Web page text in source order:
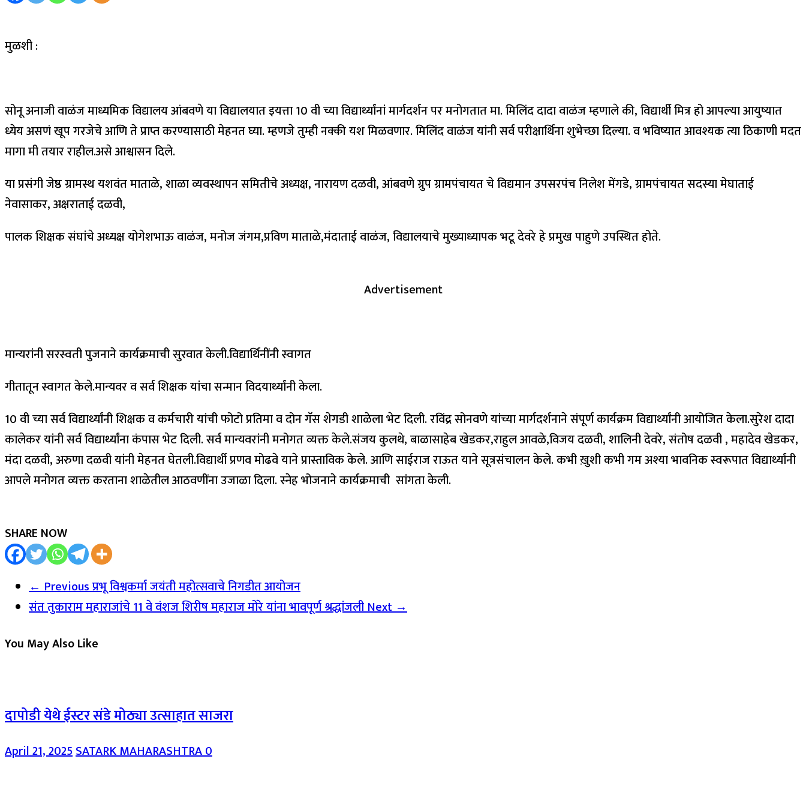
मुळशी :
सोनू अनाजी वाळंज माध्यमिक विद्यालय आंबवणे या विद्यालयात इयत्ता 10 वी च्या विद्यार्थ्यांनां मार्गदर्शन पर मनोगतात मा. मिलिंद दादा वाळंज म्हणाले की, विद्यार्थी मित्र हो आपल्या आयुष्यात
ध्येय असणं खूप गरजेचे आणि ते प्राप्त करण्यासाठी मेहनत घ्या. म्हणजे तुम्ही नक्की यश मिळवणार. मिलिंद वाळंज यांनी सर्व परीक्षार्थिना शुभेच्छा दिल्या. व भविष्यात आवश्यक त्या ठिकाणी मदत
मागा मी तयार राहील.असे आश्वासन दिले.
या प्रसंगी जेष्ठ ग्रामस्थ यशवंत माताळे, शाळा व्यवस्थापन समितीचे अध्यक्ष, नारायण दळवी, आंबवणे ग्रुप ग्रामपंचायत चे विद्यमान उपसरपंच निलेश मेंगडे, ग्रामपंचायत सदस्या मेघाताई
नेवासाकर, अक्षराताई दळवी,
पालक शिक्षक संघांचे अध्यक्ष योगेशभाऊ वाळंज, मनोज जंगम,प्रविण माताळे,मंदाताई वाळंज, विद्यालयाचे मुख्याध्यापक भटू देवरे हे प्रमुख पाहुणे उपस्थित होते.
Advertisement
मान्यरांनी सरस्वती पुजनाने कार्यक्रमाची सुरवात केली.विद्यार्थिनींनी स्वागत
गीतातून स्वागत केले.मान्यवर व सर्व शिक्षक यांचा सन्मान विदयार्थ्यांनी केला.
10 वी च्या सर्व विद्यार्थ्यांनी शिक्षक व कर्मचारी यांची फोटो प्रतिमा व दोन गॅस शेगडी शाळेला भेट दिली. रविंद्र सोनवणे यांच्या मार्गदर्शनाने संपूर्ण कार्यक्रम विद्यार्थ्यांनी आयोजित केला.सुरेश दादा
कालेकर यांनी सर्व विद्यार्थ्यांना कंपास भेट दिली. सर्व मान्यवरांनी मनोगत व्यक्त केले.संजय कुलथे, बाळासाहेब खेडकर,राहुल आवळे,विजय दळवी, शालिनी देवरे, संतोष दळवी , महादेव खेडकर,
मंदा दळवी, अरुणा दळवी यांनी मेहनत घेतली.विद्यार्थी प्रणव मोढवे याने प्रास्ताविक केले. आणि साईराज राऊत याने सूत्रसंचालन केले. कभी ख़ुशी कभी गम अश्या भावनिक स्वरूपात विद्यार्थ्यांनी
आपले मनोगत व्यक्त करताना शाळेतील आठवणींना उजाळा दिला. स्नेह भोजनाने कार्यक्रमाची सांगता केली.
SHARE NOW
← Previousप्रभू विश्वकर्मा जयंती महोत्सवाचे निगडीत आयोजन
संत तुकाराम महाराजांचे 11 वे वंशज शिरीष महाराज मोरे यांना भावपूर्ण श्रद्धांजलीNext →
You May Also Like
दापोडी येथे ईस्टर संडे मोठ्या उत्साहात साजरा
April 21, 2025SATARK MAHARASHTRA0